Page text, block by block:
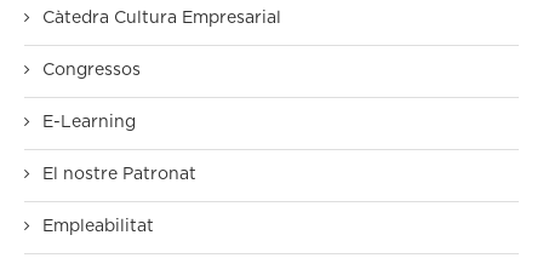
Càtedra Cultura Empresarial
Congressos
E-Learning
El nostre Patronat
Empleabilitat